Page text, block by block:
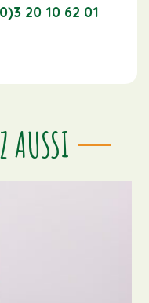
20 10 62 01
AUSSI